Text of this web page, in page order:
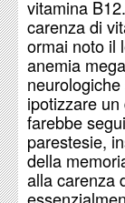
vitamina B12.
carenza di
ormai noto il
anemia
ipotizzare
farebbe
parestesie,
della
alla carenza